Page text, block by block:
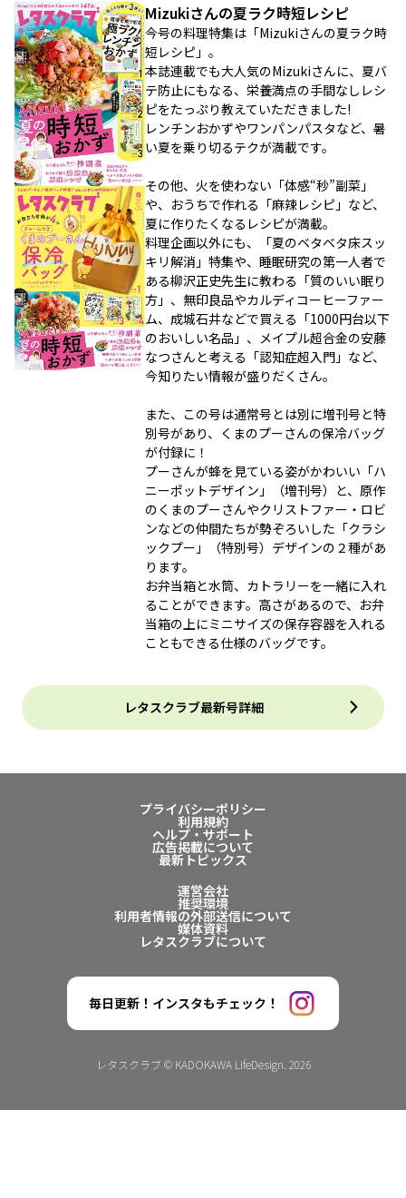
Mizukiさんの夏ラク時短レシピ
今号の料理特集は「Mizukiさんの夏ラク時
短レシピ」。
本誌連載でも大人気のMizukiさんに、夏バ
テ防止にもなる、栄養満点の手間なしレシ
ピをたっぷり教えていただきました!
レンチンおかずやワンパンパスタなど、暑
い夏を乗り切るテクが満載です。
その他、火を使わない「体感“秒”副菜」
や、おうちで作れる「麻辣レシピ」など、
夏に作りたくなるレシピが満載。
料理企画以外にも、「夏のベタベタ床スッ
キリ解消」特集や、睡眠研究の第一人者で
ある柳沢正史先生に教わる「質のいい眠り
方」、無印良品やカルディコーヒーファー
ム、成城石井などで買える「1000円台以下
のおいしい名品」、メイプル超合金の安藤
なつさんと考える「認知症超入門」など、
今知りたい情報が盛りだくさん。
また、この号は通常号とは別に増刊号と特
別号があり、くまのプーさんの保冷バッグ
が付録に！
プーさんが蜂を見ている姿がかわいい「ハ
ニーポットデザイン」（増刊号）と、原作
のくまのプーさんやクリストファー・ロビ
ンなどの仲間たちが勢ぞろいした「クラシ
ックプー」（特別号）デザインの２種があ
ります。
お弁当箱と水筒、カトラリーを一緒に入れ
ることができます。高さがあるので、お弁
当箱の上にミニサイズの保存容器を入れる
こともできる仕様のバッグです。
レタスクラブ最新号詳細
プライバシーポリシー
利用規約
ヘルプ・サポート
広告掲載について
最新トピックス
運営会社
推奨環境
利用者情報の外部送信について
媒体資料
レタスクラブについて
毎日更新！インスタもチェック！
レタスクラブ © KADOKAWA LifeDesign. 2026